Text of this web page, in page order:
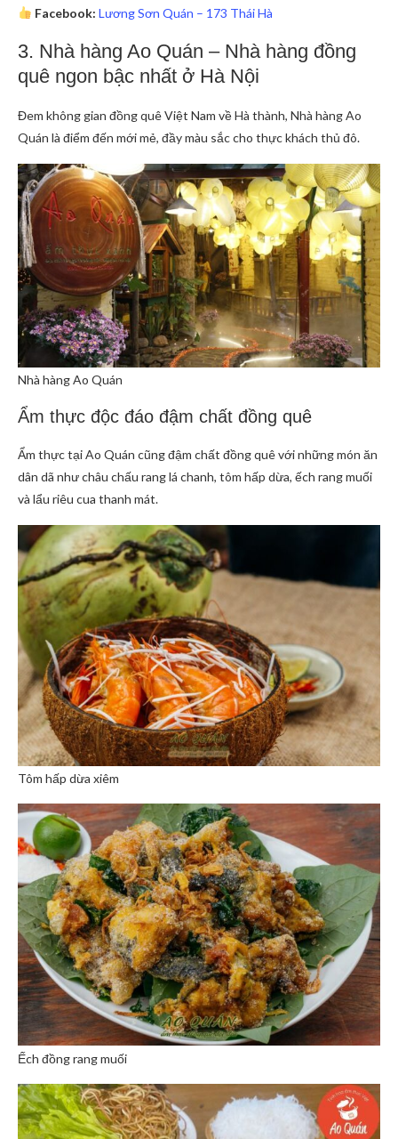
Facebook: Lương Sơn Quán – 173 Thái Hà
3. Nhà hàng Ao Quán – Nhà hàng đồng
quê ngon bậc nhất ở Hà Nội
Đem không gian đồng quê Việt Nam về Hà thành, Nhà hàng Ao
Quán là điểm đến mới mẻ, đầy màu sắc cho thực khách thủ đô.
Nhà hàng Ao Quán
Ẩm thực độc đáo đậm chất đồng quê
Ẩm thực tại Ao Quán cũng đậm chất đồng quê với những món ăn
dân dã như châu chấu rang lá chanh, tôm hấp dừa, ếch rang muối
và lẩu riêu cua thanh mát.
Tôm hấp dừa xiêm
Ếch đồng rang muối